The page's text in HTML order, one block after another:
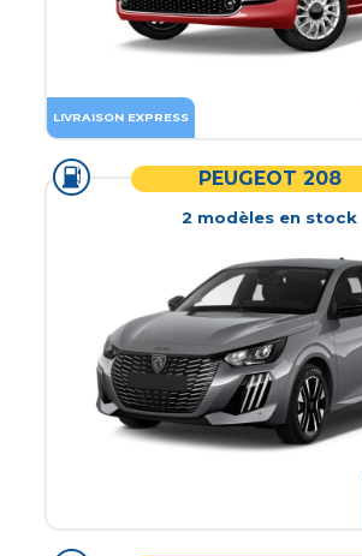
LIVRAISON EXPRESS
PEUGEOT 208
2 modèles en stock